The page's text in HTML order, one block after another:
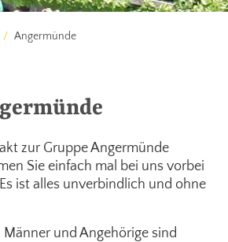
Angermünde
zur Gruppe Angermünde
Sie einfach mal bei uns vorbei
ist alles unverbindlich und ohne
Männer und Angehörige sind